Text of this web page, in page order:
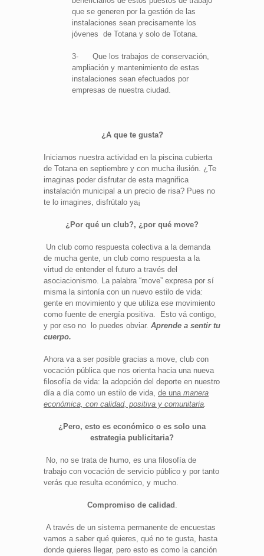
que se generen por la gestión de las
instalaciones sean precisamente los
jóvenes de Totana y solo de Totana.
3- Que los trabajos de conservación,
ampliación y mantenimiento de estas
instalaciones sean efectuados por
empresas de nuestra ciudad.
¿A que te gusta?
Iniciamos nuestra actividad en la piscina cubierta
de Totana en septiembre y con mucha ilusión. ¿Te
imaginas poder disfrutar de esta magnifica
instalación municipal a un precio de risa? Pues no
te lo imagines, disfrútalo ya¡
¿Por qué un club?, ¿por qué move?
Un club como respuesta colectiva a la demanda
de mucha gente, un club como respuesta a la
virtud de entender el futuro a través del
asociacionismo. La palabra “move” expresa por sí
misma la sintonía con un nuevo estilo de vida:
gente en movimiento y que utiliza ese movimiento
como fuente de energía positiva. Esto vá contigo,
y por eso no lo puedes obviar. Aprende a sentir tu
cuerpo.
Ahora va a ser posible gracias a move, club con
vocación pública que nos orienta hacia una nueva
filosofía de vida: la adopción del deporte en nuestro
día a día como un estilo de vida, de una manera
económica, con calidad, positiva y comunitaria
¿Pero, esto es económico o es solo una
estrategia publicitaria?
No, no se trata de humo, es una filosofía de
trabajo con vocación de servicio público y por tanto
verás que resulta económico, y mucho.
Compromiso de calidad
A través de un sistema permanente de encuestas
vamos a saber qué quieres, qué no te gusta, hasta
donde quieres llegar, pero esto es como la canción